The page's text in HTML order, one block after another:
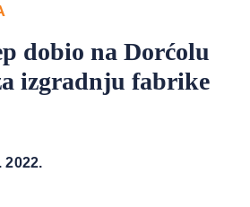
dobio na Dorćolu
izgradnju fabrike
2022.